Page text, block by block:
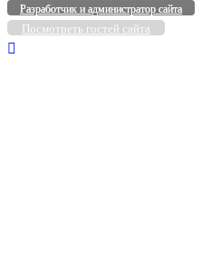
Разработчик и администратор сайта
Посмотреть гостей сайта